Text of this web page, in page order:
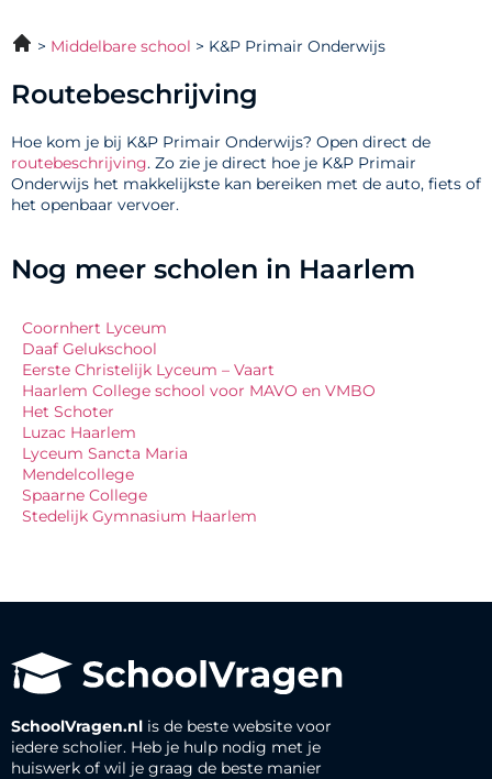
Middelbare school K&P Primair Onderwijs
Routebeschrijving
Hoe kom je bij K&P Primair Onderwijs? Open direct de
routebeschrijving. Zo zie je direct hoe je K&P Primair
Onderwijs het makkelijkste kan bereiken met de auto, fiets of
het openbaar vervoer.
Nog meer scholen in Haarlem
Coornhert Lyceum
Daaf Gelukschool
Eerste Christelijk Lyceum – Vaart
Haarlem College school voor MAVO en VMBO
Het Schoter
Luzac Haarlem
Lyceum Sancta Maria
Mendelcollege
Spaarne College
Stedelijk Gymnasium Haarlem
SchoolVragen.nl is de beste website voor
iedere scholier. Heb je hulp nodig met je
huiswerk of wil je graag de beste manier